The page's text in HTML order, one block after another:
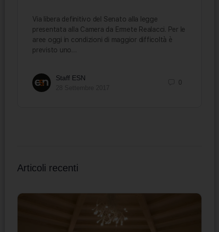
Via libera definitivo del Senato alla legge
presentata alla Camera da Ermete Realacci. Per le
aree oggi in condizioni di maggior difficoltà è
previsto uno…
Staff ESN
0
Articoli recenti